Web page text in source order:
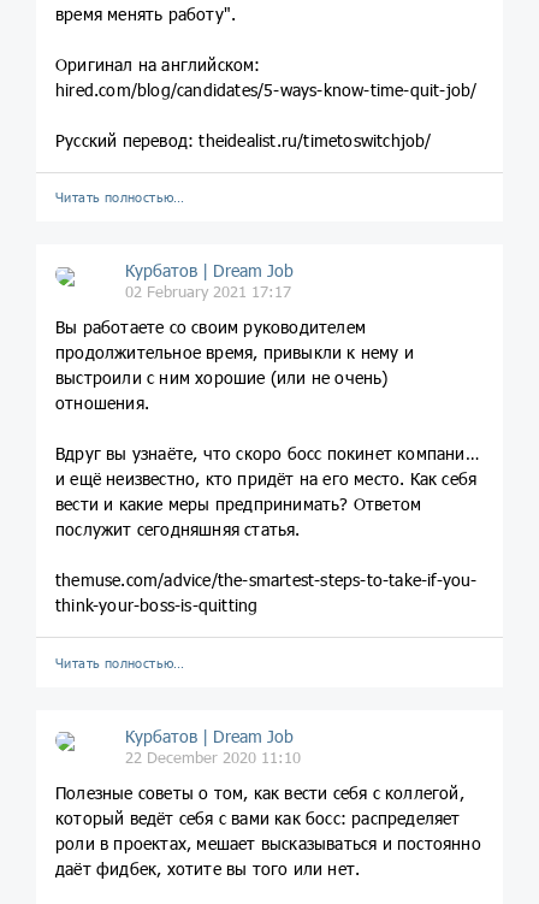
время менять работу".
Оригинал на английском:
hired.com/blog/candidates/5-ways-know-time-quit-job/
Русский перевод: theidealist.ru/timetoswitchjob/
Читать полностью…
Курбатов | Dream Job
02 February 2021 17:17
Вы работаете со своим руководителем
продолжительное время, привыкли к нему и
выстроили с ним хорошие (или не очень)
отношения.
Вдруг вы узнаёте, что скоро босс покинет компанию,
и ещё неизвестно, кто придёт на его место. Как себя
вести и какие меры предпринимать? Ответом
послужит сегодняшняя статья.
themuse.com/advice/the-smartest-steps-to-take-if-you-
think-your-boss-is-quitting
Читать полностью…
Курбатов | Dream Job
22 December 2020 11:10
Полезные советы о том, как вести себя с коллегой,
который ведёт себя с вами как босс: распределяет
роли в проектах, мешает высказываться и постоянно
даёт фидбек, хотите вы того или нет.